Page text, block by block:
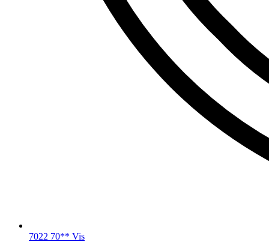
7022 70** Vis